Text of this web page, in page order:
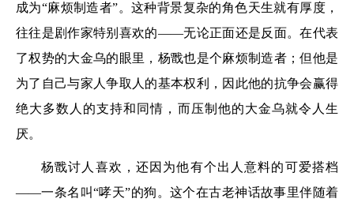
成为“麻烦制造者”。这种背景复杂的角色天生就有厚度，
往往是剧作家特别喜欢的——无论正面还是反面。在代表
了权势的大金乌的眼里，杨戬也是个麻烦制造者；但他是
为了自己与家人争取人的基本权利，因此他的抗争会赢得
绝大多数人的支持和同情，而压制他的大金乌就令人生
厌。
杨戬讨人喜欢，还因为他有个出人意料的可爱搭档
——一条名叫“哮天”的狗。这个在古老神话故事里伴随着